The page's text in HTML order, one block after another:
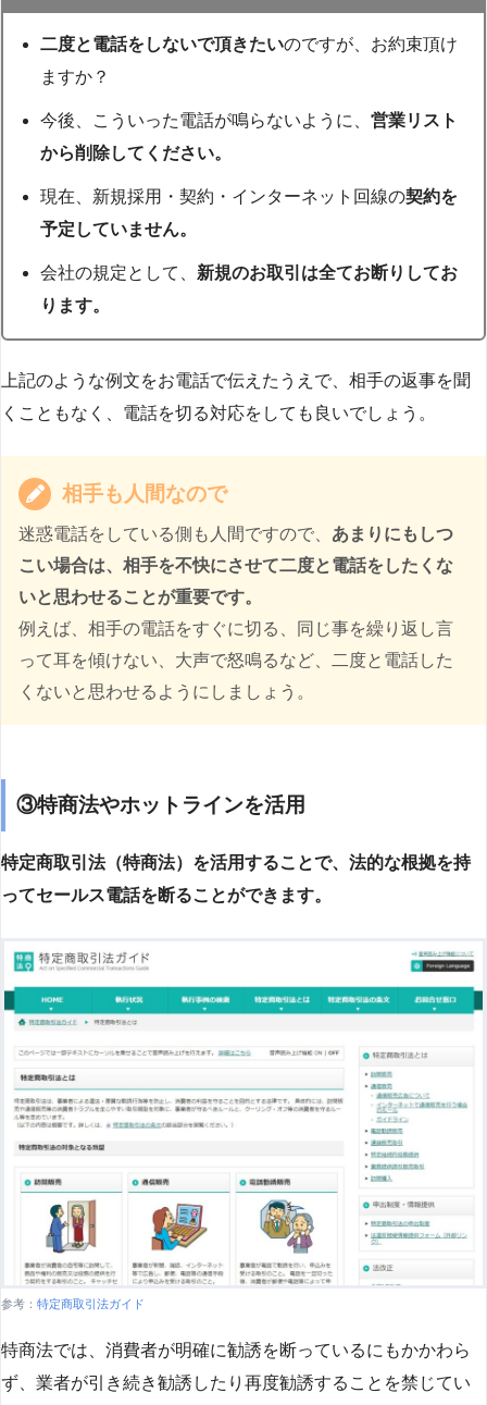
二度と電話をしないで頂きたいのですが、お約束頂け
ますか？
今後、こういった電話が鳴らないように、営業リスト
から削除してください。
現在、新規採用・契約・インターネット回線の契約を
予定していません。
会社の規定として、 新規のお取引は全てお断りしてお
ります。
上記のような例文をお電話で伝えたうえで、相手の返事を聞
くこともなく、電話を切る対応をしても良いでしょう。
相手も人間なので
迷惑電話をしている側も人間ですので、 あまりにもしつ
こい場合は、相手を不快にさせて二度と電話をしたくな
いと思わせることが重要です。
例えば、相手の電話をすぐに切る、同じ事を繰り返し言
って耳を傾けない、大声で怒鳴るなど、二度と電話した
くないと思わせるようにしましょう。
③特商法やホットラインを活用
特定商取引法（特商法）を活用することで、法的な根拠を持
ってセールス電話を断ることができます。
参考： 特定商取引法ガイド
特商法では、消費者が明確に勧誘を断っているにもかかわら
ず、業者が引き続き勧誘したり再度勧誘することを禁じてい